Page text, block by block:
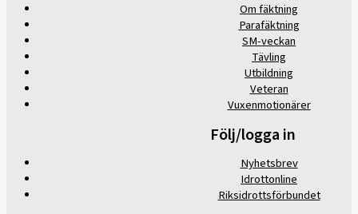
Om fäktning
Parafäktning
SM-veckan
Tävling
Utbildning
Veteran
Vuxenmotionärer
Följ/logga in
Nyhetsbrev
Idrottonline
Riksidrottsförbundet